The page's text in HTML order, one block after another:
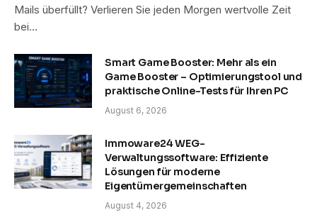
Mails überfüllt? Verlieren Sie jeden Morgen wertvolle Zeit
bei…
Smart Game Booster: Mehr als ein
Game Booster – Optimierungstool und
praktische Online-Tests für Ihren PC
August 6, 2026
Immoware24 WEG-
Verwaltungssoftware: Effiziente
Lösungen für moderne
Eigentümergemeinschaften
August 4, 2026